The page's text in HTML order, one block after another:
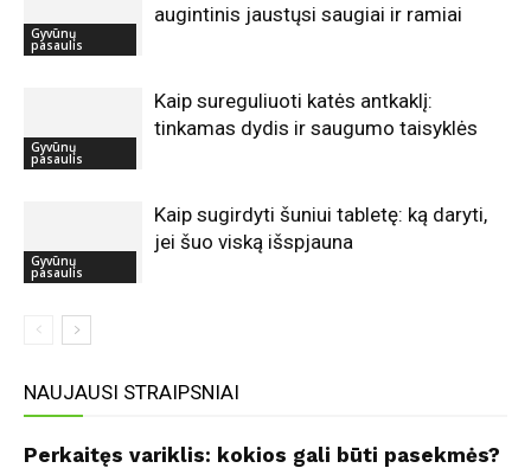
Gyvūnų
pasaulis
augintinis jaustųsi saugiai ir ramiai
Gyvūnų
pasaulis
Kaip sureguliuoti katės antkaklį:
tinkamas dydis ir saugumo taisyklės
Gyvūnų
pasaulis
Kaip sugirdyti šuniui tabletę: ką daryti,
jei šuo viską išspjauna
NAUJAUSI STRAIPSNIAI
Perkaitęs variklis: kokios gali būti pasekmės?